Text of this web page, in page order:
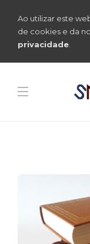
Ao utilizar este
de cookies e da
privacidade